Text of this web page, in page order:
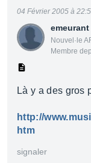
emeurant
Nouvel·le
Membre
04 Février 2005 à
Là y a des gros
http://
htm
signaler